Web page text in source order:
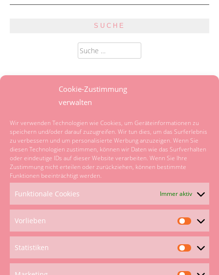
Cookie-Zustimmung
verwalten
Wir verwenden Technologien wie Cookies, um Geräteinformationen zu
speichern und/oder darauf zuzugreifen. Wir tun dies, um das Surferlebnis
zu verbessern und um personalisierte Werbung anzuzeigen. Wenn Sie
diesen Technologien zustimmen, können wir Daten wie das Surfverhalten
oder eindeutige IDs auf dieser Website verarbeiten. Wenn Sie Ihre
Zustimmung nicht erteilen oder zurückziehen, können bestimmte
Funktionen beeinträchtigt werden.
Funktionale Cookies Immer aktiv
Vorlieben
Statistiken
SUCHE
Suche
nach:
KATEGORIEN
Kategorien